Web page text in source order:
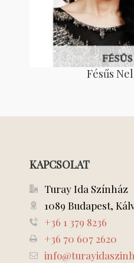
Fésűs
KAPCSOLAT
Turay Ida Színház
1089 Budapest,
+36 1 379 8236
+36 70 607 2620